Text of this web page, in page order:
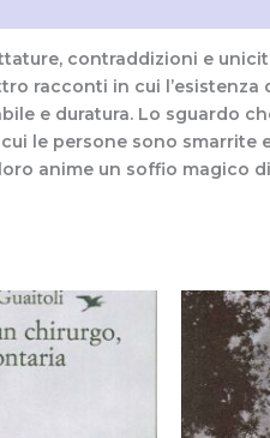
contraddizioni e
racconti in cui
e duratura. Lo sguardo
le persone sono smarrite
anime un soffio magico